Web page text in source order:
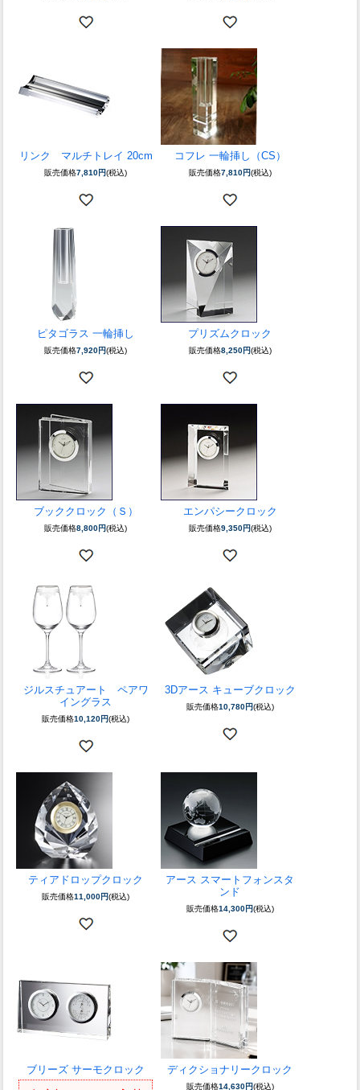
リンク マルチトレイ 20cm
販売価格7,810円(税込)
コフレ 一輪挿し（CS）
販売価格7,810円(税込)
ピタゴラス 一輪挿し
販売価格7,920円(税込)
プリズムクロック
販売価格8,250円(税込)
ブッククロック（Ｓ）
販売価格8,800円(税込)
エンパシークロック
販売価格9,350円(税込)
ジルスチュアート ペアワ
イングラス
販売価格10,120円(税込)
3Dアース キューブクロック
販売価格10,780円(税込)
ティアドロップクロック
販売価格11,000円(税込)
アース スマートフォンスタ
ンド
販売価格14,300円(税込)
ブリーズ サーモクロック ディクショナリークロック
販売価格14,630円(税込)